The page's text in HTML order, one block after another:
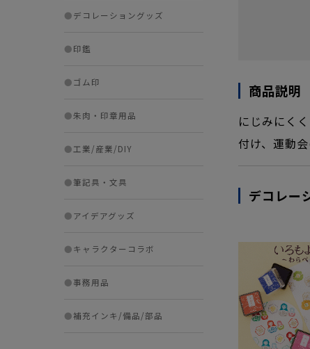
●デコレーショングッズ
●印鑑
●ゴム印
●朱肉・印章用品
●工業/産業/DIY
●筆記具・文具
●アイデアグッズ
●キャラクターコラボ
●事務用品
●補充インキ/備品/部品
商品説明
にじみにく
付け、運動
デコレー